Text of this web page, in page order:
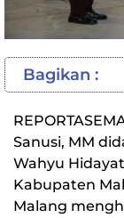
Bagikan :
Sanusi, MM
Wahyu
Kabupaten
Malang